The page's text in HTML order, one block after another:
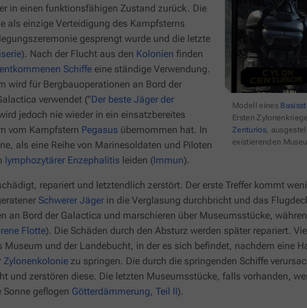
Modell eines
Ersten
Zenturios,
existierenden
in einen funktionsfähigen Zustand zurück. Die
als einzige Verteidigung des Kampfsterns
gesprengt wurde und die letzte
). Nach der Flucht aus den Kolonien finden
Schiffe eine ständige Verwendung.
wird für Bergbauoperationen an Bord der
verwendet ("Der beste Jäger der
jedoch nie wieder in ein einsatzbereites
vom Kampfstern Pegasus übernommen hat. In
als eine Reihe von Marinesoldaten und Piloten
lymphozytärer Enzephalitis leiden (Immun).
repariert und letztendlich zerstört. Der erste Treffer kommt
Schwerer Jäger in die Verglasung durchbricht und das
an Bord der Galactica und marschieren über Museumsstücke,
Flotte). Die Schäden durch den Absturz werden später repariert.
und der Landebucht, in der es sich befindet, nachdem eine
Zylonenkolonie zu springen. Die durch die springenden Schiffe
und zerstören diese. Die letzten Museumsstücke, falls vorhanden,
geflogen Götterdämmerung, Teil II).